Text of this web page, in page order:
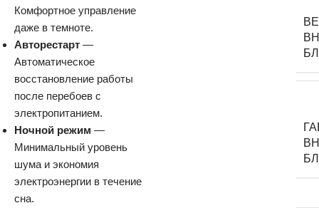
Комфортное управление
даже в темноте.
Авторестарт —
Автоматическое
восстановление работы
после перебоев с
электропитанием.
Ночной режим —
Минимальный уровень
шума и экономия
электроэнергии в течение
сна.